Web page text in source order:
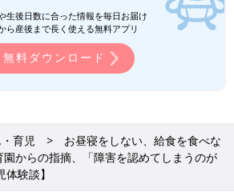
生後日数に合った情報を毎日お届け
ら産後まで長く使える無料アプリ
無料ダウンロード
育児
お昼寝をしない、給食を食べな
からの指摘、「障害を認めてしまうのが
験談】